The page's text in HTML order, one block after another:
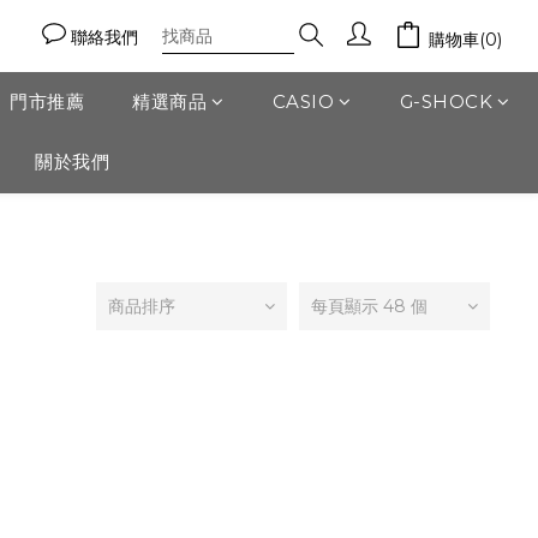
聯絡我們 購物車(0)
門市推薦 精選商品 CASIO G-SHOCK
關於我們
商品排序 每頁顯示 48 個